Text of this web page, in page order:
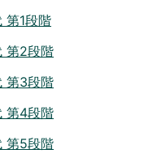
第1段階
第2段階
第3段階
第4段階
第5段階